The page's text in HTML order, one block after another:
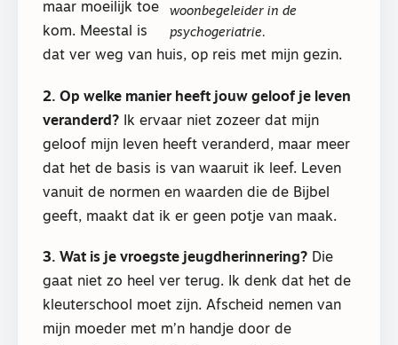
woonbegeleider in de
psychogeriatrie.
maar moeilijk toe
kom. Meestal is
dat ver weg van huis, op reis met mijn gezin.
2. Op welke manier heeft jouw geloof je leven
veranderd? Ik ervaar niet zozeer dat mijn
geloof mijn leven heeft veranderd, maar meer
dat het de basis is van waaruit ik leef. Leven
vanuit de normen en waarden die de Bijbel
geeft, maakt dat ik er geen potje van maak.
3. Wat is je vroegste jeugdherinnering? Die
gaat niet zo heel ver terug. Ik denk dat het de
kleuterschool moet zijn. Afscheid nemen van
mijn moeder met m’n handje door de